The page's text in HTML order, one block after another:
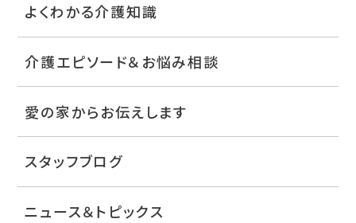
よくわかる介護知識
介護エピソード＆お悩み相談
愛の家からお伝えします
スタッフブログ
ニュース＆トピックス